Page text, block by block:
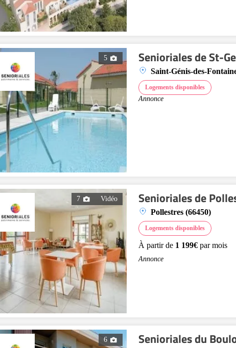
5 Senioriales de St-
Saint-Génis-des-
Logements disponibles
Annonce
7 Vidéo Senioriales de
Pollestres (66450)
Logements disponibles
À partir de 1 199€par mois
Annonce
6 Senioriales du